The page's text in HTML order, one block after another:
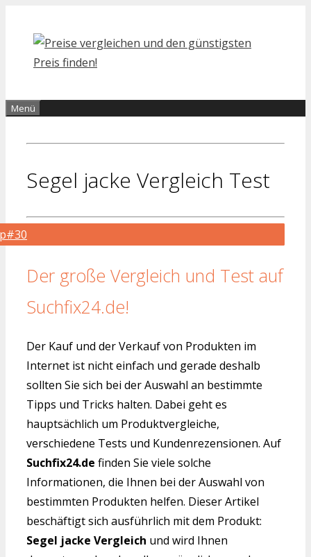
Inhalt
springen
Menü
Segel jacke Vergleich Test
Der große Vergleich und Test auf
Suchfix24.de!
Der Kauf und der Verkauf von Produkten im
Internet ist nicht einfach und gerade deshalb
sollten Sie sich bei der Auswahl an bestimmte
Tipps und Tricks halten. Dabei geht es
hauptsächlich um Produktvergleiche,
verschiedene Tests und Kundenrezensionen. Auf
Suchfix24.de finden Sie viele solche
Informationen, die Ihnen bei der Auswahl von
bestimmten Produkten helfen. Dieser Artikel
beschäftigt sich ausführlich mit dem Produkt:
Segel jacke Vergleich und wird Ihnen